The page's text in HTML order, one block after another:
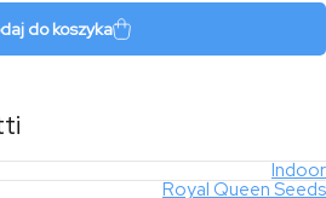
do koszyka
Indoor
Royal Queen Seeds